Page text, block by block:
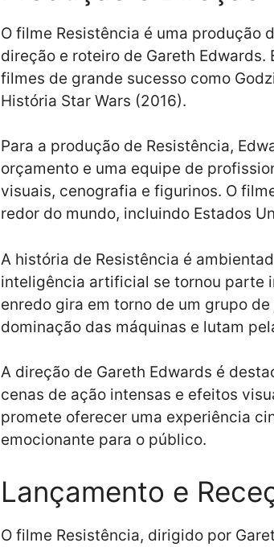
O filme Resistência é uma produção
direção e roteiro de Gareth
filmes de grande sucesso como
História Star Wars (2016).
Para a produção de Resistência,
orçamento e uma equipe de
visuais, cenografia e figurinos. O
redor do mundo, incluindo Estados
A história de Resistência é
inteligência artificial se tornou parte
enredo gira em torno de um grupo
dominação das máquinas e lutam
A direção de Gareth Edwards é
cenas de ação intensas e efeitos
promete oferecer uma experiência
emocionante para o público.
Lançamento e
O filme Resistência, dirigido por